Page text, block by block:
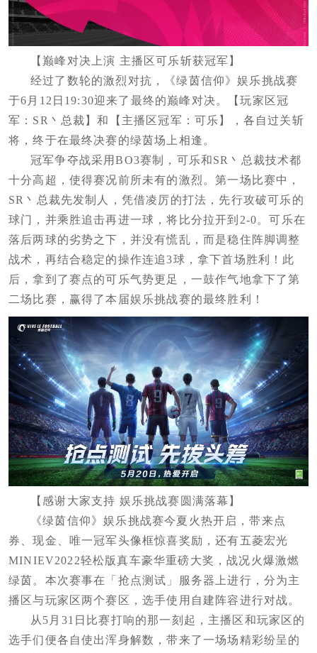
【巅峰对决上演 主播区可乐斩获冠军】
经过了数轮的激烈对抗，《绿茵信仰》娱乐挑战赛
于6月12日19:30迎来了最终的巅峰对决。【玩家区冠
军：SR丶总裁】和【主播区冠军：可乐】，各自过关斩
将，终于在最终决赛的绿茵场上相逢。
冠军争夺战采用BO3赛制，可乐和SR丶总裁技术都
十分高超，使得赛况前所未有的激烈。第一场比赛中，
SR丶总裁先发制人，凭借凌厉的打法，先行攻破可乐的
球门，并乘胜追击再进一球，将比分拉开到2-0。可乐在
落后两球的劣势之下，并没有慌乱，而是稳住阵脚调整
战术，再结合稳定的操作连追3球，拿下首场胜利！此
后，拿到了赛点的可乐气势更足，一鼓作气地拿下了第
二场比赛，赢得了本届娱乐挑战赛的最终胜利！
【感谢大家支持 娱乐挑战赛圆满落幕】
《绿茵信仰》娱乐挑战赛今夏火热开启，带来点
券、现金、唯一冠军头像框惊喜奖励，还有五菱宏光
MINIEV2022轻松版真车豪华重磅大奖，战况火爆激燃
绿茵。本次赛事在「抢点测试」服务器上进行，分为主
播区与玩家区两个赛区，选手使用自建阵容进行对战。
从5月31日比赛打响的那一刻起，主播区和玩家区的
选手们便各自使出浑身解数，带来了一场场精彩纷呈的